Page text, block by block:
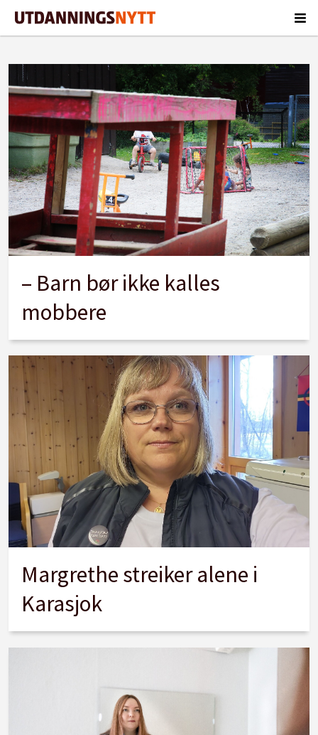
Tag:
karasjok
– Barn bør ikke kalles
mobbere
Margrethe streiker alene i
Karasjok